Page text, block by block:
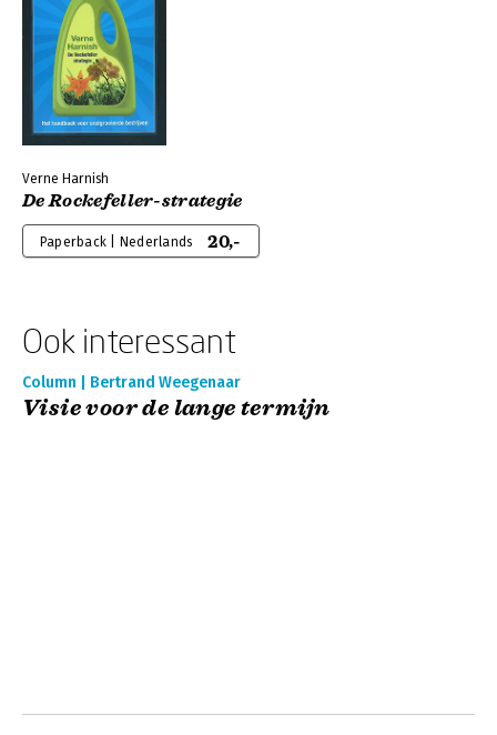
Verne Harnish
De Rockefeller-strategie
Paperback | Nederlands 20,-
Ook interessant
Column | Bertrand Weegenaar
Visie voor de lange termijn